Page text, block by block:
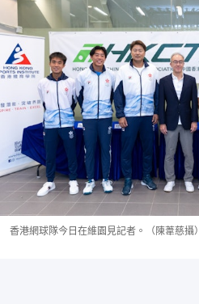
香港網球隊今日在維園見記者。（陳葦慈攝）